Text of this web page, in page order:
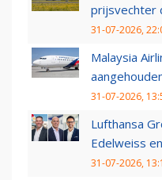
prijsvechter
31-07-2026,
Malaysia
31-07-2026,
Lufthansa
Edelweiss
31-07-2026,